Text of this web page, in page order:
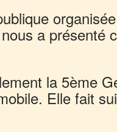
a présenté
la 5ème
Elle fait